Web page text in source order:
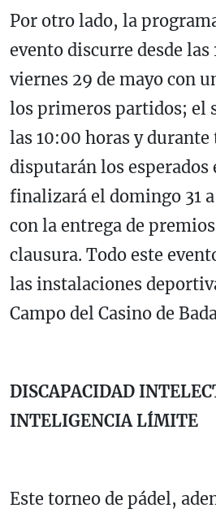
Por otro lado, la
evento discurre desde las
viernes 29 de mayo con
los primeros partidos; el
las 10:00 horas y durante
disputarán los esperados
finalizará el domingo 31
con la entrega de
clausura. Todo este
las instalaciones
Campo del Casino de
DISCAPACIDAD
INTELIGENCIA LÍMITE
Este torneo de pádel,